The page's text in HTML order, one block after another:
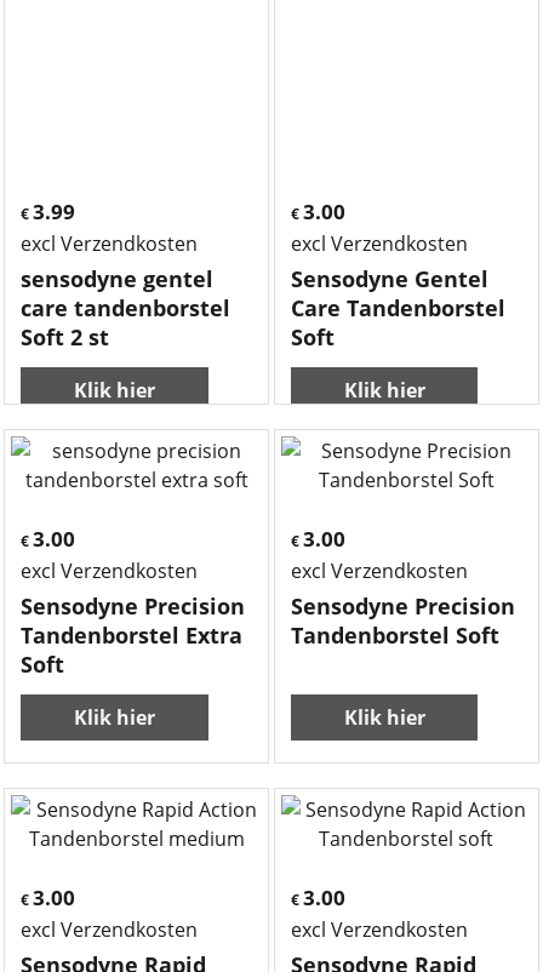
€ 3.99
excl Verzendkosten
sensodyne gentel
care tandenborstel
Soft 2 st
Klik hier
€3.00
excl Verzendkosten
Sensodyne Gentel
Care Tandenborstel
Soft
Klik hier
€ 3.00
excl Verzendkosten
Sensodyne Precision
Tandenborstel Extra
Soft
Klik hier
€3.00
excl Verzendkosten
Sensodyne Precision
Tandenborstel Soft
Klik hier
€ 3.00
excl Verzendkosten
Sensodyne Rapid
€3.00
excl Verzendkosten
Sensodyne Rapid